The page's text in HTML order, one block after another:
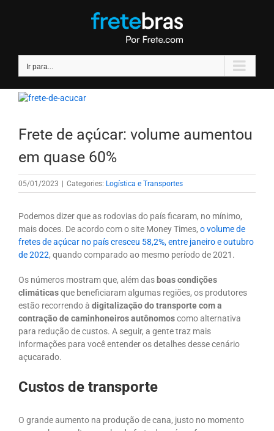
Ir para...
Frete de açúcar: volume aumentou
em quase 60%
05/01/2023 Categories: Logística e Transportes
Podemos dizer que as rodovias do país ficaram, no mínimo,
mais doces. De acordo com o site Money Times, o volume de
fretes de açúcar no país cresceu 58,2%, entre janeiro e outubro
de 2022, quando comparado ao mesmo período de 2021.
Os números mostram que, além das boas condições
climáticasque beneficiaram algumas regiões, os produtores
estão recorrendo à digitalização do transportecom a
contração de caminhoneiros autônomoscomo alternativa
para redução de custos. A seguir, a gente traz mais
informações para você entender os detalhes desse cenário
açucarado.
Custos de transporte
O grande aumento na produção de cana, justo no momento